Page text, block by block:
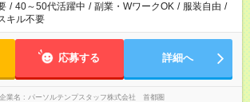
/ 40～50代活躍中 / 副業・WワークOK / 服装自由 /
キル不要
応募する 詳細へ
業名 パーソルテンプスタッフ株式会社 首都圏